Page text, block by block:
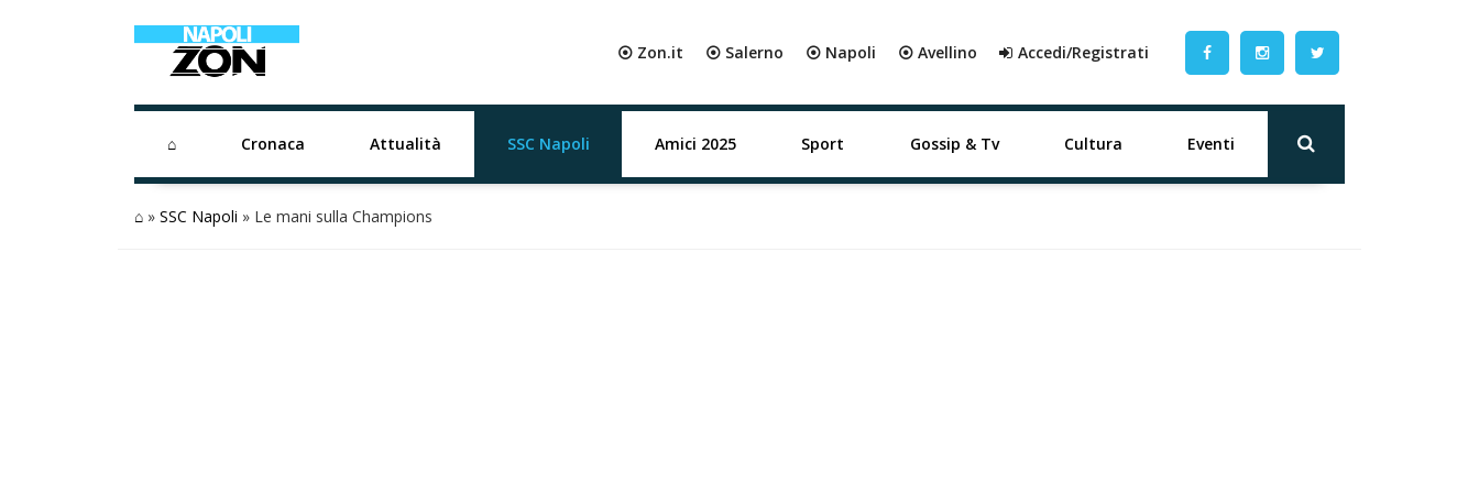
⦿ Zon.it ⦿ Salerno ⦿ Napoli ⦿ Avellino Accedi/Registrati
⌂ Cronaca Attualità SSC Napoli Amici 2025 Sport Gossip & Tv Cultura Eventi
⌂ » SSC Napoli » Le mani sulla Champions